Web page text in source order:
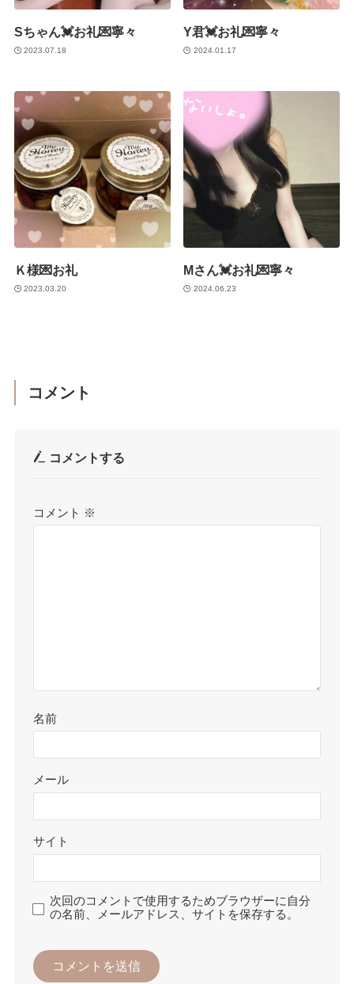
Sちゃん💓お礼💌寧々
2023.07.18
Y君💓お礼💌寧々
2024.01.17
Ｋ様💌お礼
2023.03.20
Mさん💓お礼💌寧々
2024.06.23
コメント
コメントする
コメント ※
名前
メール
サイト
次回のコメントで使用するためブラウザーに自分
の名前、メールアドレス、サイトを保存する。